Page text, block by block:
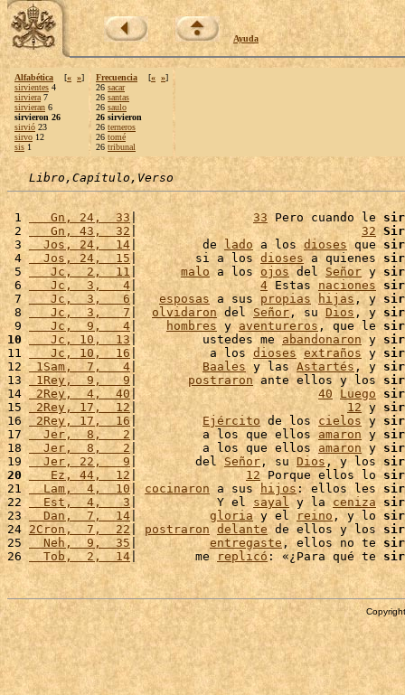
Ayuda
Alfabética [« »]
sirvientes 4
sirviera 7
sirvieran 6
sirvieron 26
sirvió 23
sirvo 12
sis 1
Frecuencia [« »]
26 sacar
26 santas
26 saulo
26 sirvieron
26 terneros
26 tomé
26 tribunal
Libro,Capítulo,Verso
1
   Gn, 24,  33
| 33 Pero cuando le
2
   Gn, 43,  32
| 32
3
  Jos, 24,  14
|         de lado a los dioses que
4
  Jos, 24,  15
|        si a los dioses a quienes
5
   Jc,  2,  11
| malo a los ojos del Señor y
6
   Jc,  3,   4
| 4 Estas naciones
7
   Jc,  3,   6
| esposas a sus propias hijas , y
8
   Jc,  3,   7
| olvidaron del Señor , su Dios , y
9
   Jc,  9,   4
| hombres y aventureros , que le
10
   Jc, 10,  13
|         ustedes me abandonaron y
11
   Jc, 10,  16
|          a los dioses extraños y
12 1Sam,  7,   4 | Baales y las Astartés , y
13
1Rey,  9,   9| postraron ante ellos y los
14 2Rey,  4,  40 | 40 Luego
15 2Rey, 17,  12| 12 y
16
2Rey, 17,  16| Ejército de los cielos y
17
  Jer,  8,   2
|         a los que ellos amaron y
18
  Jer,  8,   2
|         a los que ellos amaron y
19
  Jer, 22,   9
|        del Señor , su Dios , y los
20
   Ez, 44,  12
| 12 Porque ellos lo
21
  Lam,  4,  10
| cocinaron a sus hijos : ellos les
22
  Est,  4,   3
|           Y el sayal y la ceniza
23
  Dan,  7,  14
| gloria y el reino , y lo
24 2Cron,  7,  22 postraron delante de ellos y los
25
  Neh,  9,  35
| entregaste, ellos no te
26
  Tob,  2,  14
|        me replicó : «¿Para qué te